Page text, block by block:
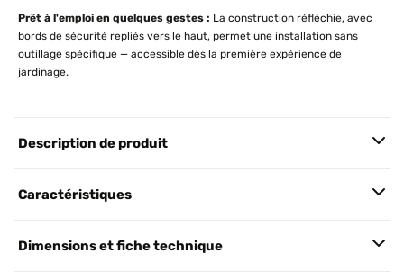
Prêt à l'emploi en quelques gestes : La construction réfléchie, avec
bords de sécurité repliés vers le haut, permet une installation sans
outillage spécifique — accessible dès la première expérience de
jardinage.
Description de produit
Caractéristiques
Dimensions et fiche technique